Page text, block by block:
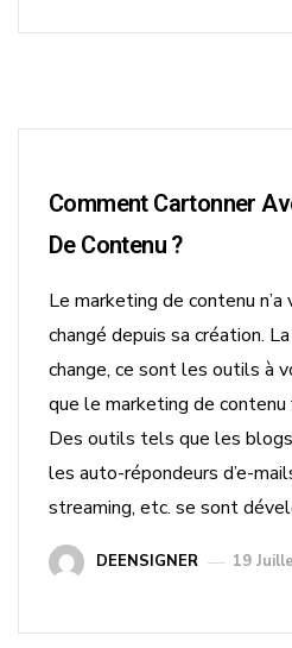
Comment Cartonner
De Contenu ?
Le marketing de contenu
changé depuis sa création.
change, ce sont les outils à
que le marketing de contenu
Des outils tels que les
les auto-répondeurs d’e-
streaming, etc. se sont
DEENSIGNER 19